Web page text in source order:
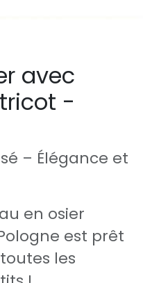
avec
-
– Élégance et
en osier
est prêt
les